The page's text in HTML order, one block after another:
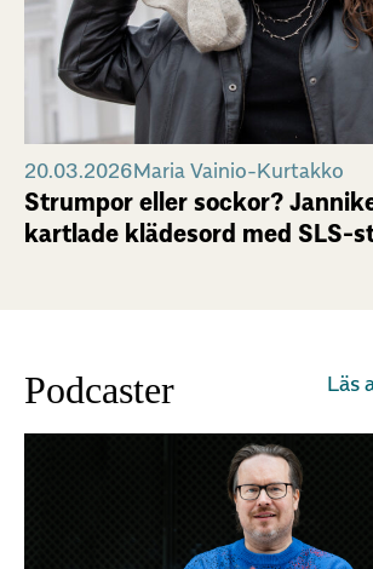
20.03.2026Maria Vainio-Kurtakko
Strumpor eller sockor?
kartlade klädesord med SLS-
Podcaster Läs